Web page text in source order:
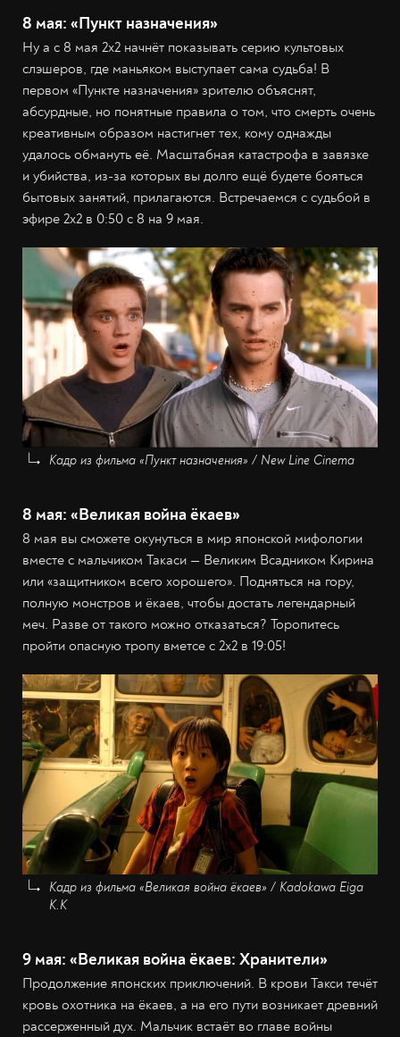
8 мая: «Пункт назначения»
Ну а с 8 мая 2x2 начнёт показывать серию культовых
слэшеров, где маньяком выступает сама судьба! В
первом «Пункте назначения» зрителю объяснят,
абсурдные, но понятные правила о том, что смерть очень
креативным образом настигнет тех, кому однажды
удалось обмануть её. Масштабная катастрофа в завязке
и убийства, из-за которых вы долго ещё будете бояться
бытовых занятий, прилагаются. Встречаемся с судьбой в
эфире 2x2 в 0:50 с 8 на 9 мая.
Кадр из фильма «Пункт назначения» / New Line Cinema
8 мая: «Великая война ёкаев»
8 мая вы сможете окунуться в мир японской мифологии
вместе с мальчиком Такаси — Великим Всадником Кирина
или «защитником всего хорошего». Подняться на гору,
полную монстров и ёкаев, чтобы достать легендарный
меч. Разве от такого можно отказаться? Торопитесь
пройти опасную тропу вметсе с 2х2 в 19:05!
Кадр из фильма «Великая война ёкаев» / Kadokawa Eiga
K.K
9 мая: «Великая война ёкаев: Хранители»
Продолжение японских приключений. В крови Такси течёт
кровь охотника на ёкаев, а на его пути возникает древний
рассерженный дух. Мальчик встаёт во главе войны